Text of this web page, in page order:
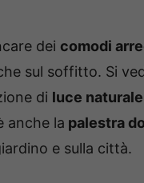
dei comodi
sul soffitto. Si
di luce naturale
anche la palestra
e sulla città.